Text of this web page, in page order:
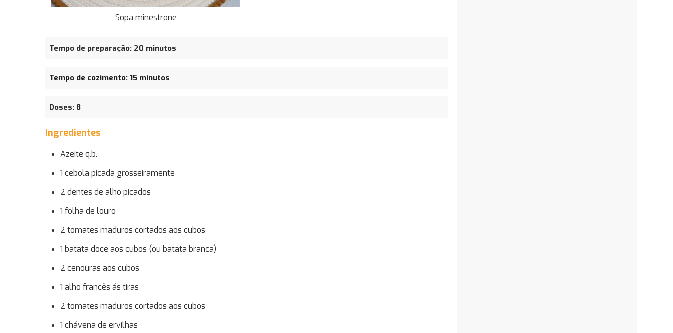
Sopa minestrone
Tempo de preparação: 20 minutos
Tempo de cozimento: 15 minutos
Doses: 8
Ingredientes
Azeite q.b.
1 cebola picada grosseiramente
2 dentes de alho picados
1 folha de louro
2 tomates maduros cortados aos cubos
1 batata doce aos cubos (ou batata branca)
2 cenouras aos cubos
1 alho francês ás tiras
2 tomates maduros cortados aos cubos
1 chávena de ervilhas